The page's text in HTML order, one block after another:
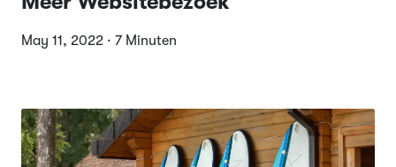
May 11, 2022 · 7 Minuten